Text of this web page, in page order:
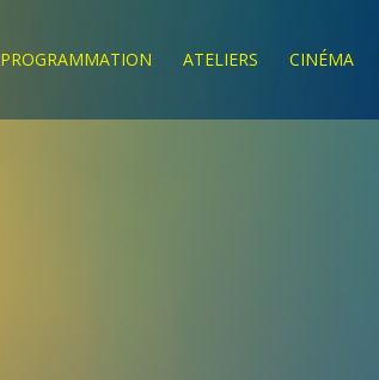
PROGRAMMATION ATELIERS CINÉMA